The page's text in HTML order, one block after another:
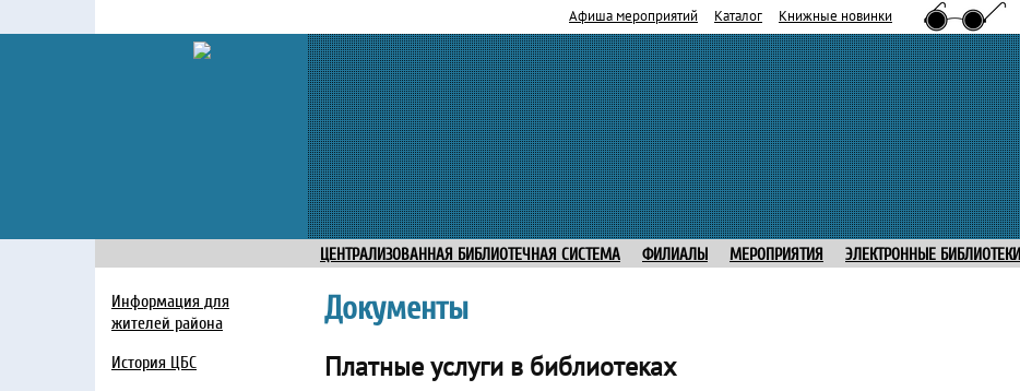
Афиша мероприятий Каталог Книжные новинки
ЦЕНТРАЛИЗОВАННАЯ БИБЛИОТЕЧНАЯ СИСТЕМА ФИЛИАЛЫ МЕРОПРИЯТИЯ ЭЛЕКТРОННЫЕ БИБЛИОТЕКИ
Информация для
жителей района
История ЦБС
Документы
Платные услуги в библиотеках